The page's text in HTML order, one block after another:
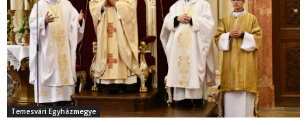
Temesvári Egyházmegye